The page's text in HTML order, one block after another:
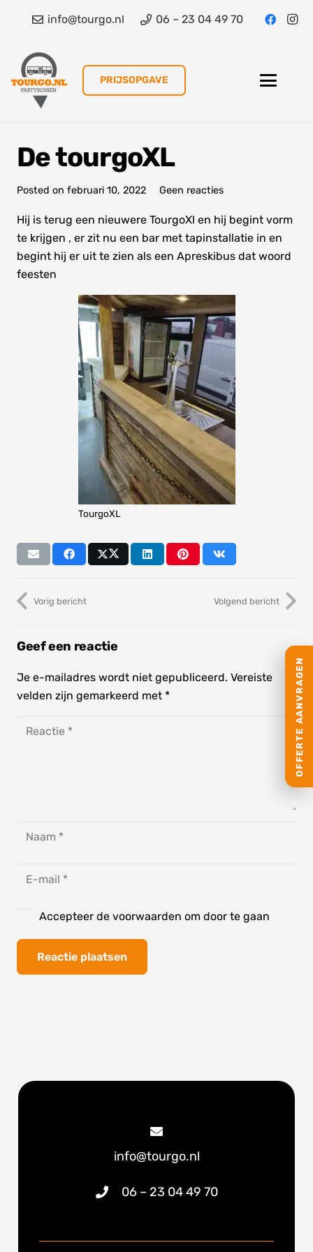
info@tourgo.nl 06 – 23 04 49 70
PRIJSOPGAVE
De tourgoXL
Posted on februari 10, 2022 Geen reacties
Hij is terug een nieuwere TourgoXl en hij begint vorm
te krijgen , er zit nu een bar met tapinstallatie in en
begint hij er uit te zien als een Apreskibus dat woord
feesten
TourgoXL
Vorig bericht Volgend bericht
Geef een reactie
Je e-mailadres wordt niet gepubliceerd. Vereiste
velden zijn gemarkeerd met *
Accepteer de voorwaarden om door te gaan
Reactie plaatsen
info@tourgo.nl
06 – 23 04 49 70
OFFERTE AANVRAGEN